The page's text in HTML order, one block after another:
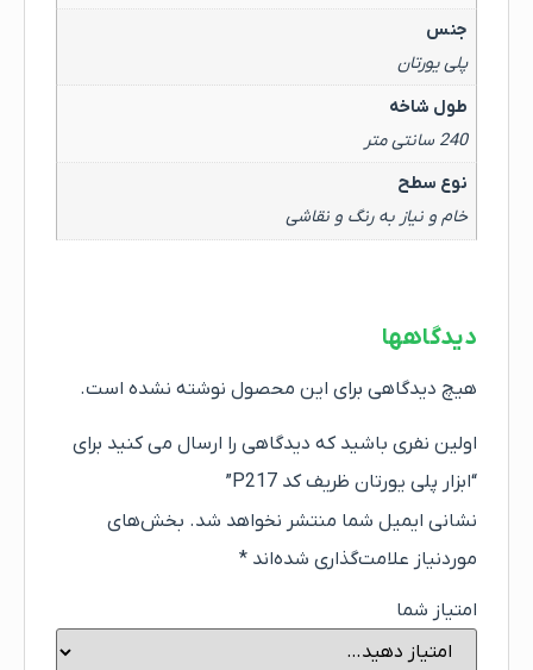
جنس
پلی یورتان
طول شاخه
240 سانتی متر
نوع سطح
خام و نیاز به رنگ و نقاشی
دیدگاهها
هیچ دیدگاهی برای این محصول نوشته نشده است.
اولین نفری باشید که دیدگاهی را ارسال می کنید برای
“ابزار پلی یورتان ظریف کد P217”
نشانی ایمیل شما منتشر نخواهد شد. بخش‌های
موردنیاز علامت‌گذاری شده‌اند *
امتیاز شما